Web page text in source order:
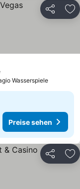
Teilen
Wasserspiele
Preise sehen
Teilen